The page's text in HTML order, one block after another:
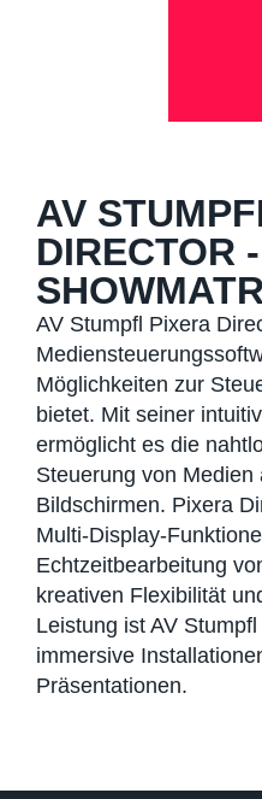
AV
DIRECTOR -
AV Stumpfl Pixera
Möglichkeiten zur
bietet. Mit seiner
ermöglicht es die
Steuerung von Medien
Bildschirmen. Pixera
Multi-Display-
Echtzeitbearbeitung
kreativen Flexibilität
Leistung ist AV
immersive
Präsentationen.